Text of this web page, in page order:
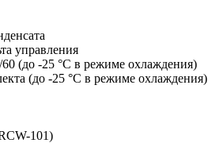
управления
(до -25 °С в режиме охлаждения)
(до -25 °С в режиме охлаждения)
101)